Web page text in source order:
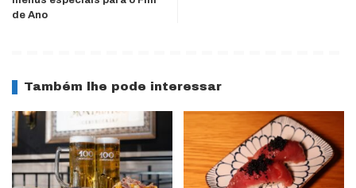
de Ano
Também lhe pode interessar